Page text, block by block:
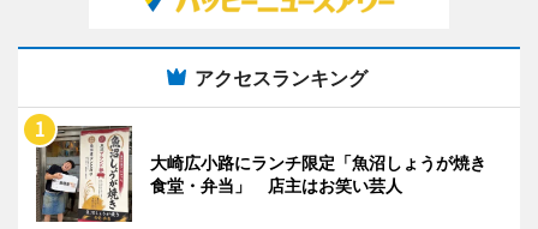
アクセスランキング
大崎広小路にランチ限定「魚沼しょうが焼き
食堂・弁当」 店主はお笑い芸人